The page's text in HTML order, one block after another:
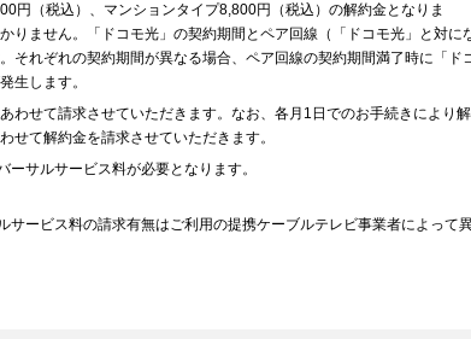
円（税込）、マンションタイプ8,800円（税込）の解約金となりま
りません。「ドコモ光」の契約期間とペア回線（「ドコモ光」と対に
それぞれの契約期間が異なる場合、ペア回線の契約期間満了時に「ド
生します。
わせて請求させていただきます。なお、各月1日でのお手続きにより解
せて解約金を請求させていただきます。
サルサービス料が必要となります。
サービス料の請求有無はご利用の提携ケーブルテレビ事業者によって